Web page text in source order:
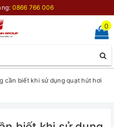
0866 766 006
0
cần biết khi sử dụng quạt hút hơi